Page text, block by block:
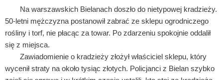
Na warszawskich Bielanach doszło do nietypowej kradzieży.
50-letni mężczyzna postanowił zabrać ze sklepu ogrodniczego
rośliny i torf, nie płacąc za towar. Po zdarzeniu spokojnie oddalił
się z miejsca.
Zawiadomienie o kradzieży złożył właściciel sklepu, który
wycenił straty na około tysiąc złotych. Policjanci z Bielan szybko